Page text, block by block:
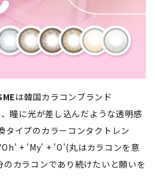
は韓国カラコンブランド
瞳に光が差し込んだような透明感
タイプのカラーコンタクトレン
+ 'My' + 'O'(丸はカラコンを意
カラコンであり続けたいと願いを